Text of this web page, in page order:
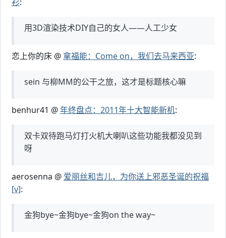
用3D渲染技术DIY自己的女人——人工少女
恋上你的床 @拿福能：Come on，我们去马来西亚:
sein 与柳MM的公干之旅，这才是标题核心嘛
benhur41 @年终盘点：2011年十大智能新机:
双卡双待跑马灯打火机大喇叭这些功能我都没见到
呀
aerosenna @ 爱丽丝和吉儿，为你送上邪恶圣诞的祝福
[v]:
金狗bye~金狗bye~金狗on the way~